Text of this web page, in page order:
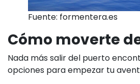
Fuente: formentera.es
Cómo moverte
Nada más salir del puerto
opciones para empezar tu